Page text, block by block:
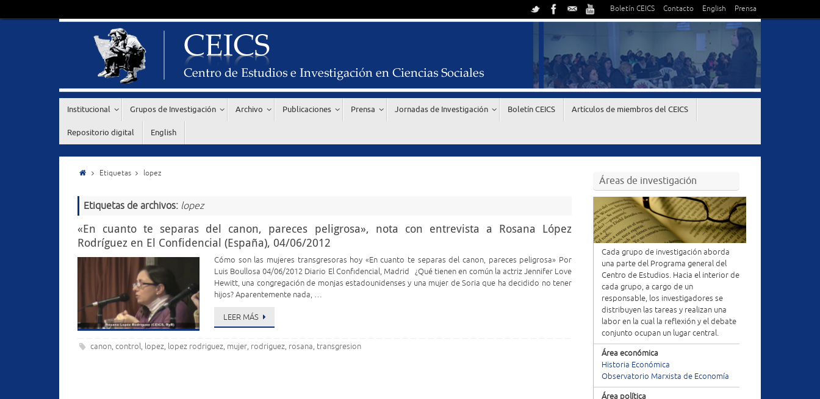
Boletín CEICS Contacto English Prensa
Institucional Grupos de Investigación Archivo Publicaciones Prensa Jornadas de Investigación Boletín CEICS Artículos de miembros del CEICS
Repositorio digital English
Etiquetas lopez
Etiquetas de archivos: lopez
«En cuanto te separas del canon, pareces peligrosa», nota con entrevista a Rosana López
Rodríguez en El Confidencial (España), 04/06/2012
Cómo son las mujeres transgresoras hoy «En cuanto te separas del canon, pareces peligrosa» Por
Luis Boullosa 04/06/2012 Diario El Confidencial, Madrid ¿Qué tienen en común la actriz Jennifer Love
Hewitt, una congregación de monjas estadounidenses y una mujer de Soria que ha decidido no tener
hijos? Aparentemente nada, …
LEER MÁS
canon,control, lopez, lopez rodriguez, mujer, rodriguez, rosana, transgresion
Áreas de investigación
Cada grupo de investigación aborda
una parte del Programa general del
Centro de Estudios. Hacia el interior de
cada grupo, a cargo de un
responsable, los investigadores se
distribuyen las tareas y realizan una
labor en la cual la reflexión y el debate
conjunto ocupan un lugar central.
Área económica
Historia Económica
Observatorio Marxista de Economía
Área política